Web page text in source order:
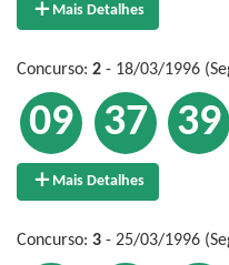
Mais Detalhes
Concurso: 2 - 18/03/1996
09 37 39
Mais Detalhes
Concurso: 3 - 25/03/1996